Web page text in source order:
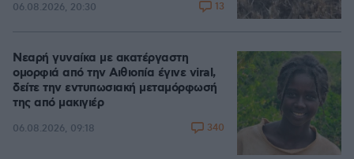
06.08.2026, 20:30 13
Νεαρή γυναίκα με ακατέργαστη
ομορφιά από την Αιθιοπία έγινε viral,
δείτε την εντυπωσιακή μεταμόρφωσή
της από μακιγιέρ
06.08.2026, 09:18 340